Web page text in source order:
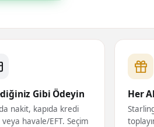
Gibi Ödeyin
nakit, kapıda kredi
veya havale/EFT. Seçim
Her